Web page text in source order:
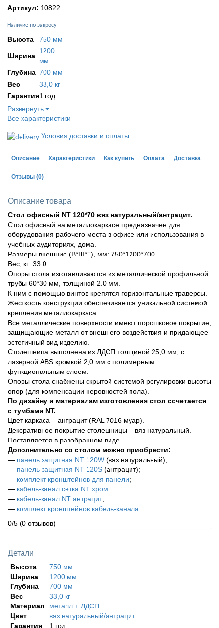
Артикул: 10822
Наличие по запросу
Высота 750 мм
Ширина
1200
мм
Глубина 700 мм
Вес
33,0 кг
Гарантия1 год
Развернуть
Все характеристики
Условия доставки и оплаты
Описание Характеристики Как купить Оплата Доставка
Отзывы (0)
Описание товара
Стол офисный NT 120*70 вяз натуральный/антрацит.
Стол офисный на металлокаркасе предназначен для
оборудования рабочего места в офисе или использования в
учебных аудиториях, дома.
Размеры внешние (В*Ш*Г), мм: 750*1200*700
Вес, кг: 33.0
Опоры стола изготавливаются из металлической профильной
трубы 60*30 мм, толщиной 2.0 мм.
К ним с помощью винтов крепятся горизонтальные траверсы.
Жесткость конструкции обеспечивается уникальной системой
крепления металлокаркаса.
Все металлические поверхности имеют порошковое покрытие,
защищающие металл от внешнего воздействия и придающее
эстетичный вид изделию.
Столешница выполнена из ЛДСП толщиной 25,0 мм, с
лазерной ABS кромкой 2,0 мм с полимерным
функциональным слоем.
Опоры стола снабжены скрытой системой регулировки высоты
опор (для компенсации неровностей пола).
По дизайну и материалам изготовления стол сочетается
с тумбами NT.
Цвет каркаса – антрацит (RAL 7016 муар).
Декоративное покрытие столешницы – вяз натуральный.
Поставляется в разобранном виде.
Дополнительно со столом можно приобрести:
— панель защитная NT 120W (вяз натуральный);
— панель защитная NT 120S (антрацит);
— комплект кронштейнов для панели;
— кабель-канал сетка NT хром;
— кабель-канал NT антрацит;
— комплект кронштейнов кабель-канала
0/5 (0 отзывов)
Детали
Высота
750 мм
Ширина
1200 мм
Глубина
700 мм
Вес
33,0 кг
Материал
металл + ЛДСП
Цвет
вяз натуральный/антрацит
Гарантия
1 год